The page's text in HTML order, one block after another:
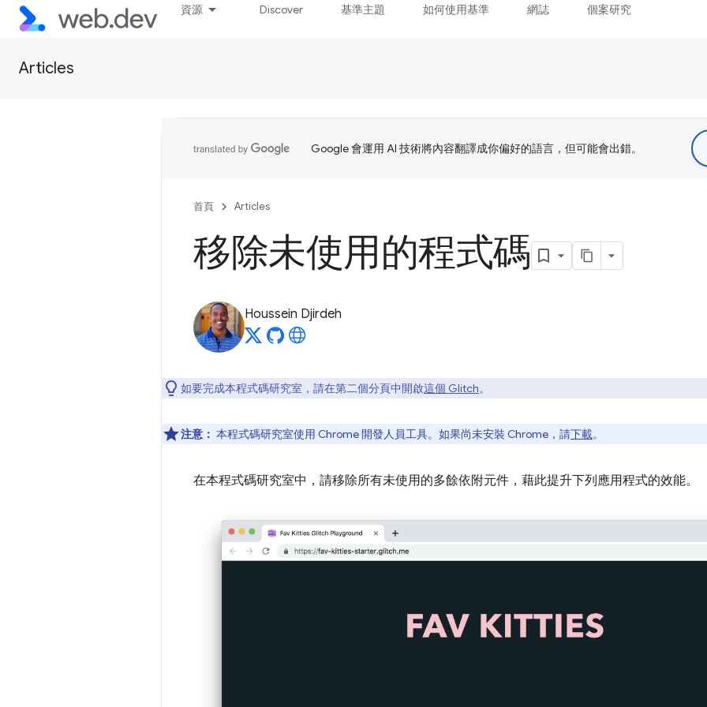
資源 Discover 基準主題 如何使用基準 網誌 個案研究
Articles
Google 會運用 AI 技術將內容翻譯成你偏好的語言，但可能會出錯。
首頁 Articles
移除未使用的程式碼
Houssein Djirdeh
如要完成本程式碼研究室，請在第二個分頁中開啟這個 Glitch。
注意： 本程式碼研究室使用 Chrome 開發人員工具。如果尚未安裝 Chrome，請下載。
在本程式碼研究室中，請移除所有未使用的多餘依附元件，藉此提升下列應用程式的效能。